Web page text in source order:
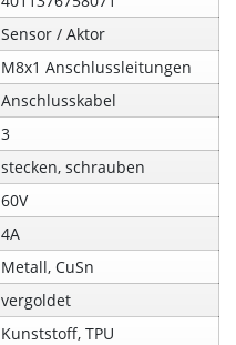
Sensor / Aktor
M8x1 Anschlussleitungen
Anschlusskabel
3
stecken, schrauben
60V
4A
Metall, CuSn
vergoldet
Kunststoff, TPU